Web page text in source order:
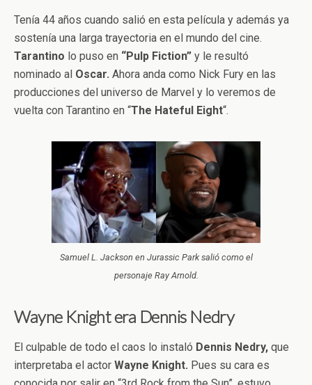
Tenía 44 años cuando salió en esta película y además ya
sostenía una larga trayectoria en el mundo del cine.
Tarantino lo puso en “Pulp Fiction” y le resultó
nominado al Oscar. Ahora anda como Nick Fury en las
producciones del universo de Marvel y lo veremos de
vuelta con Tarantino en “The Hateful Eight“.
Samuel L. Jackson en Jurassic Park salió como el
personaje Ray Arnold.
Wayne Knight era Dennis Nedry
El culpable de todo el caos lo instaló Dennis Nedry, que
interpretaba el actor Wayne Knight. Pues su cara es